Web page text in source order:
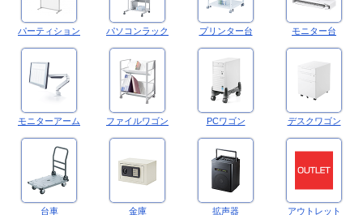
パーティション パソコンラック プリンター台 モニター台
モニターアーム ファイルワゴン PCワゴン デスクワゴン
台車 金庫 拡声器 アウトレット